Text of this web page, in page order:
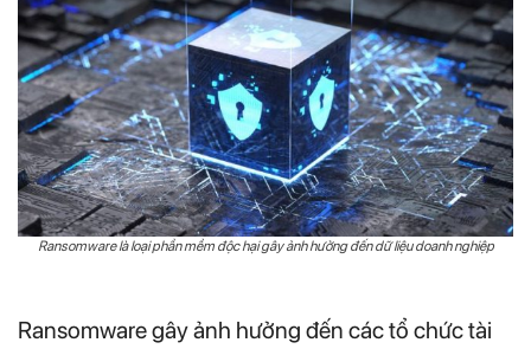
Ransomware là loại phần mềm độc hại gây ảnh hưởng đến dữ liệu doanh nghiệp
Ransomware gây ảnh hưởng đến các tổ chức tài